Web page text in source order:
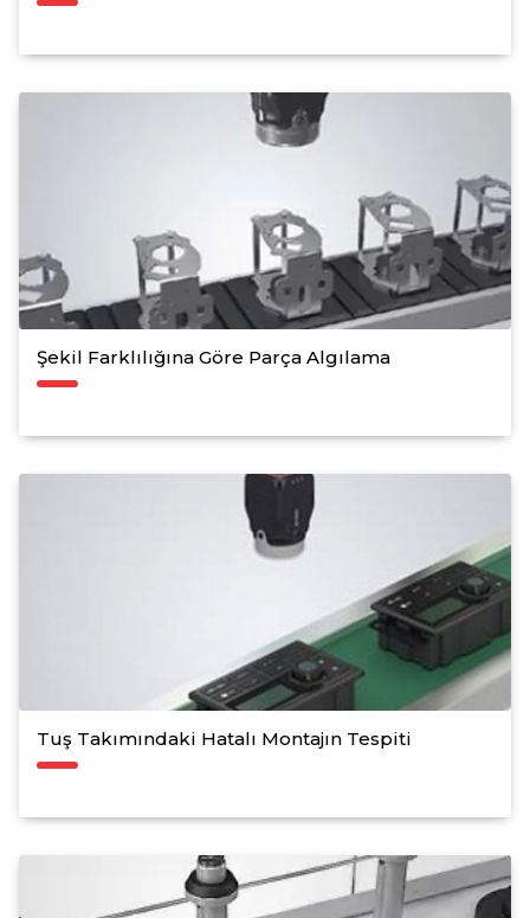
Şekil Farklılığına Göre Parça Algılama
Tuş Takımındaki Hatalı Montajın Tespiti